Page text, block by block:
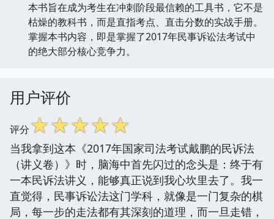
本书旨在成为考生在冲刺阶段最信赖的工具书，它不是
枯燥的教科书，而是直指考点、直击分数的实战手册。
掌握本书内容，即是掌握了2017年民事诉讼法考试中
的绝大部分核心竞争力。
用户评价
评分☆☆☆☆☆
当我拿到这本《2017年国家司法考试戴鹏的民诉法
（讲义卷）》时，脑海中首先闪过的念头是：终于有
一本民诉法讲义，能够真正说到我心坎里去了。我一
直觉得，民事诉讼法这门学科，就像是一门复杂的棋
局，每一步的走法都有其深刻的道理，而一旦走错，